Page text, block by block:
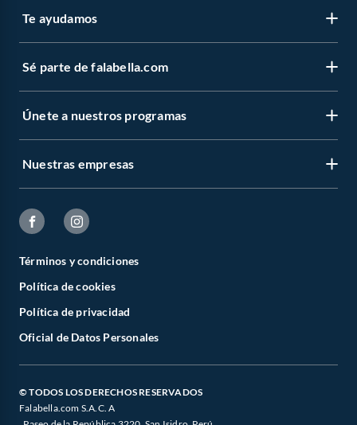
Te ayudamos
Sé parte de falabella.com
Únete a nuestros programas
Nuestras empresas
Términos y condiciones
Política de cookies
Política de privacidad
Oficial de Datos Personales
© TODOS LOS DERECHOS RESERVADOS
Falabella.com S.A.C. A